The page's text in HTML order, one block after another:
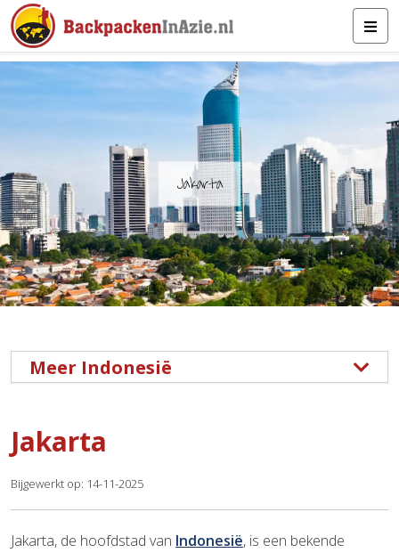
Jakarta
Meer Indonesië
Jakarta
Bijgewerkt op: 14-11-2025
Jakarta, de hoofdstad van Indonesië, is een bekende